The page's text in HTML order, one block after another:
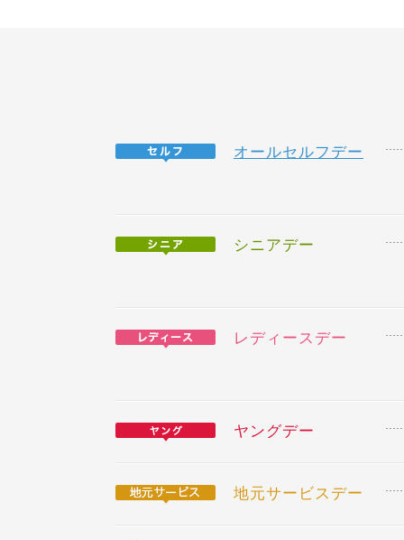
オールセルフデー
シニアデー
レディースデー
ヤングデー
地元サービスデー